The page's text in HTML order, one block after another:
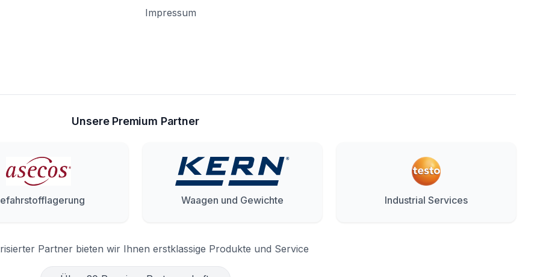
Impressum
Unsere Premium Partner
Waagen und Gewichte Industrial Services
Partner bieten wir Ihnen erstklassige Produkte und Service